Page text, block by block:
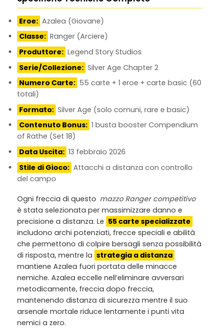
Eroe: Azalea (Giovane)
Classe: Ranger (Arciere)
Produttore: Legend Story Studios
Serie/Collezione: Silver Age Chapter 2
Numero Carte: 55 carte + 1 eroe + carte basic (60
totali)
Formato: Silver Age (solo comuni, rare e basic)
Contenuto Bonus: 1 busta booster Compendium
of Rathe (Set 18)
Data Uscita: 13 febbraio 2026
Stile di Gioco: Attacchi a distanza con controllo
del campo
Ogni freccia di questo mazzo Ranger competitivo
è stata selezionata per massimizzare danno e
precisione a distanza. Le 55 carte specializzate
includono archi potenziati, frecce speciali e abilità
che permettono di colpire bersagli senza possibilità
di risposta, mentre la strategia a distanza
mantiene Azalea fuori portata delle minacce
nemiche. Azalea eccelle nell’eliminare avversari
metodicamente, freccia dopo freccia,
mantenendo distanza di sicurezza mentre il suo
arsenale mortale riduce lentamente i punti vita
nemici a zero.